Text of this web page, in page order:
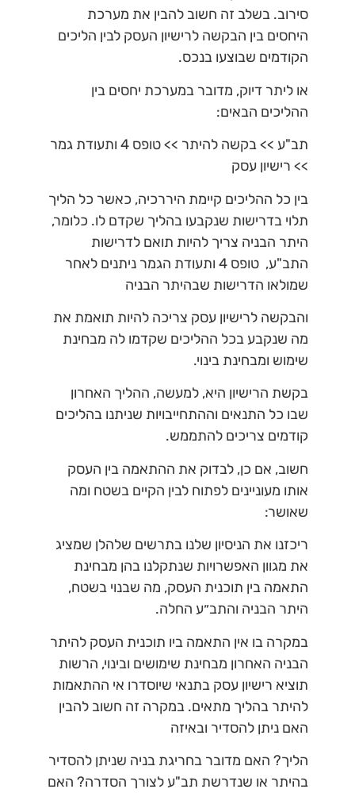
סירוב. בשלב זה חשוב להבין את מערכת
היחסים בין הבקשה לרישיון העסק לבין הליכים
הקודמים שבוצעו בנכס.
או ליתר דיוק, מדובר במערכת יחסים בין
ההליכים הבאים:
תב"ע >> בקשה להיתר >> טופס 4 ותעודת גמר
>> רישיון עסק
בין כל ההליכים קיימת היררכיה, כאשר כל הליך
תלוי בדרישות שנקבעו בהליך שקדם לו. כלומר,
היתר הבניה צריך להיות תואם לדרישות
התב"ע, טופס 4 ותעודת הגמר ניתנים לאחר
שמולאו הדרישות שבהיתר הבניה
והבקשה לרישיון עסק צריכה להיות תואמת את
מה שנקבע בכל ההליכים שקדמו לה מבחינת
שימוש ומבחינת בינוי.
בקשת הרישיון היא, למעשה, ההליך האחרון
שבו כל התנאים וההתחייבויות שניתנו בהליכים
קודמים צריכים להתממש.
חשוב, אם כן, לבדוק את ההתאמה בין העסק
אותו מעוניינים לפתוח לבין הקיים בשטח ומה
שאושר:
ריכזנו את הניסיון שלנו בתרשים שלהלן שמציג
את מגוון האפשרויות שנתקלנו בהן מבחינת
התאמה בין תוכנית העסק, מה שבנוי בשטח,
היתר הבניה והתב״ע החלה.
במקרה בו אין התאמה ביו תוכנית העסק להיתר
הבניה האחרון מבחינת שימושים ובינוי, הרשות
תוציא רישיון עסק בתנאי שיוסדרו אי ההתאמות
להיתר בהליך מתאים. במקרה זה חשוב להבין
האם ניתן להסדיר ובאיזה
הליך? האם מדובר בחריגת בניה שניתן להסדיר
בהיתר או שנדרשת תב"ע לצורך הסדרה? האם